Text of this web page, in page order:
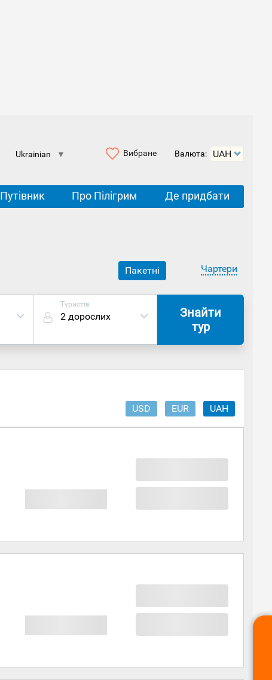
Ukrainian ▼ Вибране Валюта:
Путівник Про Пілігрим Де придбати
Пакетні Чартери
Туристів
2 дорослих
Знайти
тур
USD EUR UAH